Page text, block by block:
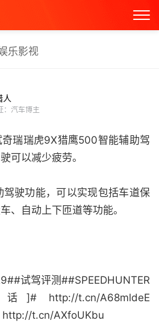
乐影视
人
：汽车博主
瑞瑞虎9X猎鹰500智能辅助驾
可以减少疲劳。
驶功能，可以实现包括车道保
、自动上下匝道等功能。
试驾评测##SPEEDHUNTER
http://t.cn/A68mldeE
t.cn/AXfoUKbu